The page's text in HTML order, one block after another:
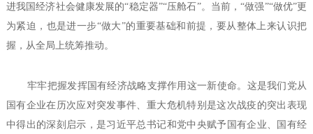
进我国经济社会健康发展的“稳定器”“压舱石”。当前，“做强”“做优”更
为紧迫，也是进一步“做大”的重要基础和前提，要从整体上来认识把
握，从全局上统筹推动。
牢牢把握发挥国有经济战略支撑作用这一新使命。这是我们党从
国有企业在历次应对突发事件、重大危机特别是这次战疫的突出表现
中得出的深刻启示，是习近平总书记和党中央赋予国有企业、国有经